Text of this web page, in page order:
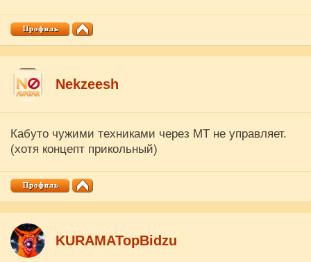
Nekzeesh
Кабуто чужими техниками через МТ не управляет.
(хотя концепт прикольный)
KURAMATopBidzu